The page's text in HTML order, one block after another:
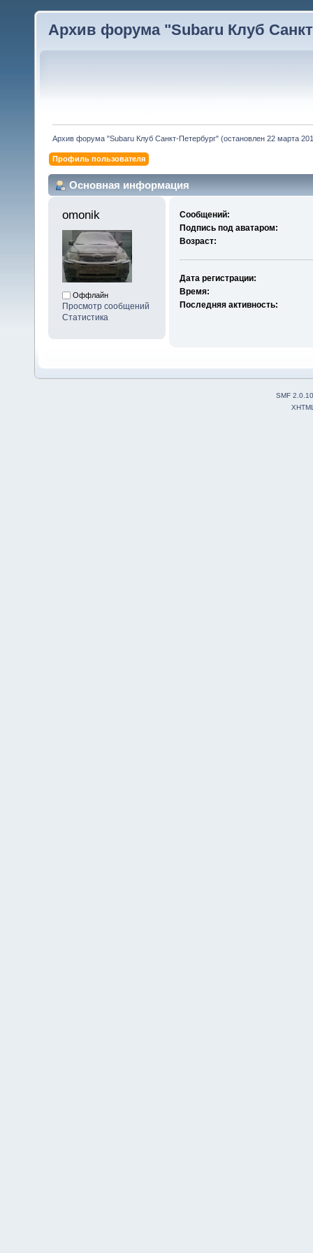
Архив форума "Subaru Клуб
Архив форума "Subaru Клуб Санкт-Петербург" (остановлен 22 марта
Профиль пользователя
Основная информация
omonik
Оффлайн
Просмотр сообщений
Статистика
Сообщений:
Подпись под аватаром:
Возраст:
Дата регистрации:
Время:
Последняя активность:
SMF 2.0.10